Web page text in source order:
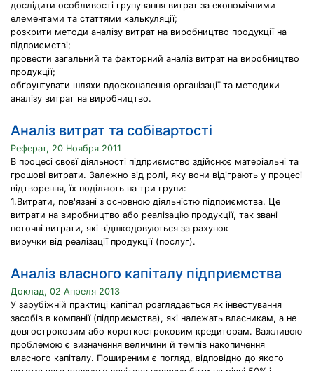
дослідити особливості групування витрат за економічними
елементами та статтями калькуляції;
розкрити методи аналізу витрат на виробництво продукції на
підприємстві;
провести загальний та факторний аналіз витрат на виробництво
продукції;
обґрунтувати шляхи вдосконалення організації та методики
аналізу витрат на виробництво.
Аналіз витрат та собівартості
Реферат, 20 Ноября 2011
В процесі своєї діяльності підприємство здійснює матеріальні та
грошові витрати. Залежно від ролі, яку вони відіграють у процесі
відтворення, їх поділяють на три групи:
1.Витрати, пов'язані з основною діяльністю підприємства. Це
витрати на виробництво або реалізацію продукції, так звані
поточні витрати, які відшкодовуються за рахунок
виручки від реалізації продукції (послуг).
Аналіз власного капіталу підприємства
Доклад, 02 Апреля 2013
У зарубіжній практиці капітал розглядається як інвестування
засобів в компанії (підприємства), які належать власникам, а не
довгостроковим або короткостроковим кредиторам. Важливою
проблемою є визначення величини й темпів накопичення
власного капіталу. Поширеним є погляд, відповідно до якого